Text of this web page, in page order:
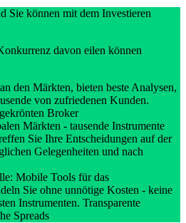
Sie können mit dem Investieren
davon eilen können
den Märkten, bieten beste Analysen,
von zufriedenen Kunden.
Broker
Märkten - tausende Instrumente
Sie Ihre Entscheidungen auf der
Gelegenheiten und nach
Mobile Tools für das
Sie ohne unnötige Kosten - keine
Instrumenten. Transparente
Spreads